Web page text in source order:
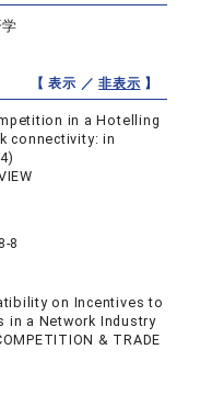
【 表示 ／非表示 】
in a Hotelling
connectivity: in
8
on Incentives to
in a Network Industry
& TRADE